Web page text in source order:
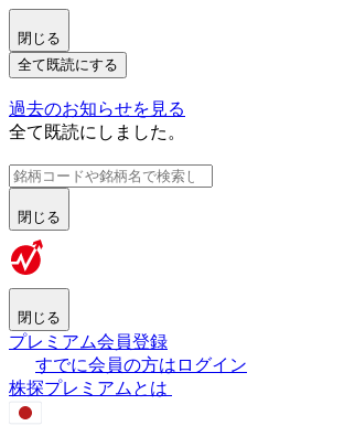
閉じる
全て既読にする
過去のお知らせを見る
全て既読にしました。
閉じる
閉じる
プレミアム会員登録
すでに会員の方はログイン
株探プレミアムとは